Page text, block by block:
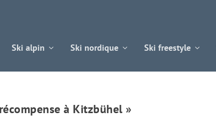
Ski alpin Ski nordique Ski freestyle
à Kitzbühel »